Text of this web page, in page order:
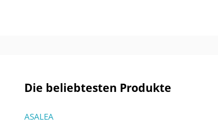
Die beliebtesten Produkte
ASALEA